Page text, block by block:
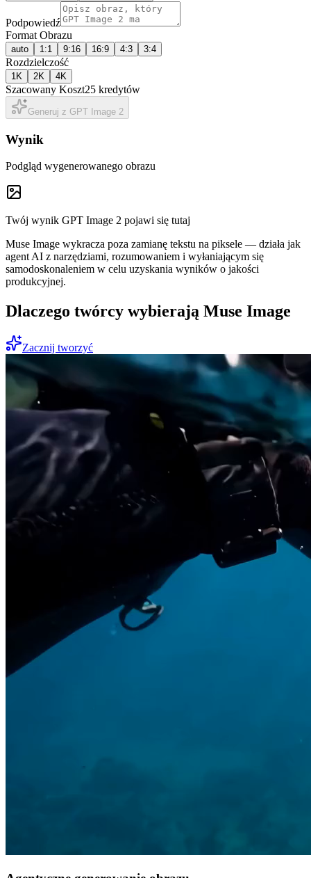
Podpowiedź
Format Obrazu
auto 1:1 9:16 16:9 4:3 3:4
Rozdzielczość
1K 2K 4K
Szacowany Koszt25 kredytów
Generuj z GPT Image 2
Wynik
Podgląd wygenerowanego obrazu
Twój wynik GPT Image 2 pojawi się tutaj
Muse Image wykracza poza zamianę tekstu na piksele — działa jak
agent AI z narzędziami, rozumowaniem i wyłaniającym się
samodoskonaleniem w celu uzyskania wyników o jakości
produkcyjnej.
Dlaczego twórcy wybierają Muse Image
Zacznij tworzyć